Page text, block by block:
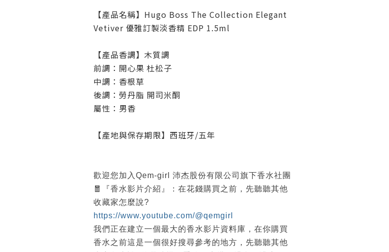
【產品名稱】Hugo Boss The Collection Elegant
Vetiver 優雅訂製淡香精 EDP 1.5ml
【產品香調】木質調
前調：開心果 杜松子
中調：香根草
後調：勞丹脂 開司米酮
屬性：男香
【產地與保存期限】西班牙/五年
歡迎您加入Qem-girl 沛杰股份有限公司旗下香水社團
🧧『香水影片介紹』：在花錢購買之前，先聽聽其他
收藏家怎麼說?
https://www.youtube.com/@qemgirl
我們正在建立一個最大的香水影片資料庫，在你購買
香水之前這是一個很好搜尋參考的地方，先聽聽其他